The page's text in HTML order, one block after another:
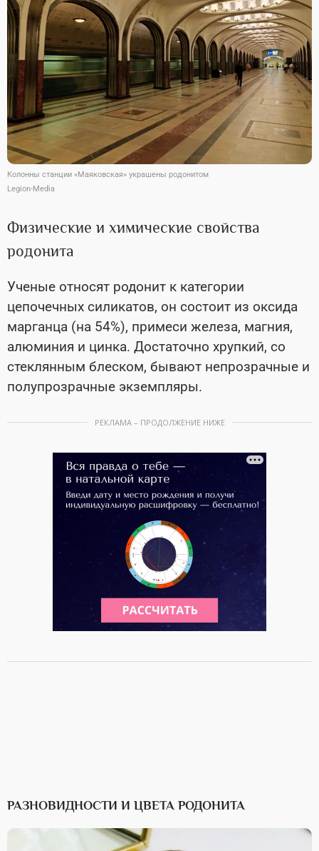
Колонны станции «Маяковская» украшены родонитом
Legion-Media
Физические и химические свойства
родонита
Ученые относят родонит к категории
цепочечных силикатов, он состоит из оксида
марганца (на 54%), примеси железа, магния,
алюминия и цинка. Достаточно хрупкий, со
стеклянным блеском, бывают непрозрачные и
полупрозрачные экземпляры.
РЕКЛАМА – ПРОДОЛЖЕНИЕ НИЖЕ
РАЗНОВИДНОСТИ И ЦВЕТА РОДОНИТА